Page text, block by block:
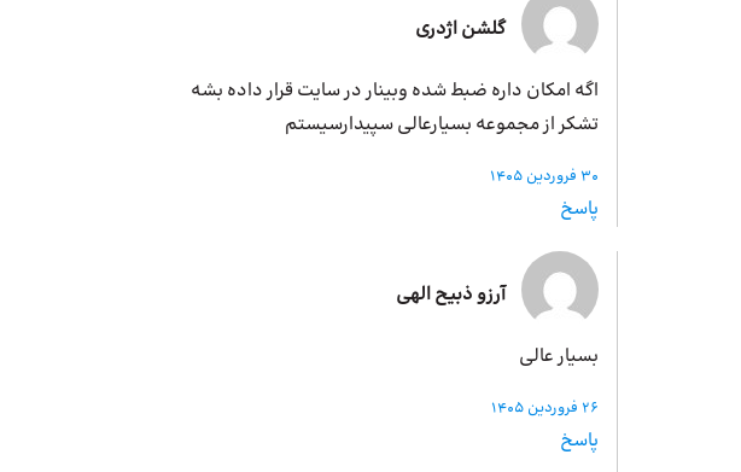
گلشن اژدری
اگه امکان داره ضبط شده وبینار در سایت قرار داده بشه
تشکر از مجموعه بسیارعالی سپیدارسیستم
30 فروردین 1405
پاسخ
آرزو ذبیح الهی
بسیار عالی
26 فروردین 1405
پاسخ